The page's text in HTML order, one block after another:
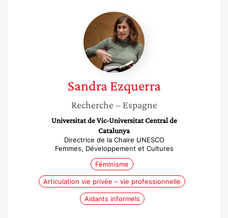
Sandra
Ezquerra
Sandra Ezquerra
Recherche – Espagne
Universitat de Vic-Universitat Central de
Catalunya
Directrice de la Chaire UNESCO
Femmes, Développement et Cultures
Féminisme
Articulation vie privée – vie professionnelle
Aidants informels